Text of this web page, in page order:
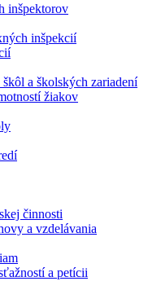
inšpektorov
inšpekcií
a školských zariadení
žiakov
činnosti
a vzdelávania
a petícii